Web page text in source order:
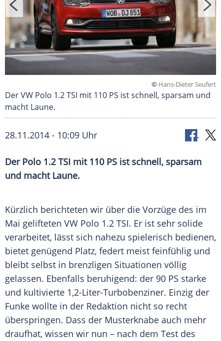
© Hans-Dieter Seufert
Der VW Polo 1.2 TSI mit 110 PS ist schnell, sparsam und
macht Laune.
28.11.2014 - 10:09 Uhr
Der Polo 1.2 TSI mit 110 PS ist schnell, sparsam
und macht Laune.
Kürzlich berichteten wir über die Vorzüge des im
Mai gelifteten VW Polo 1.2 TSI. Er ist sehr solide
verarbeitet, lässt sich nahezu spielerisch bedienen,
bietet genügend Platz, federt meist feinfühlig und
bleibt selbst in brenzligen Situationen völlig
gelassen. Ebenfalls beruhigend: der 90 PS starke
und kultivierte 1,2-Liter-Turbobenziner. Einzig der
Funke wollte in der Redaktion nicht so recht
überspringen. Dass der Musterknabe auch mehr
draufhat, wissen wir nun – nach dem Test des